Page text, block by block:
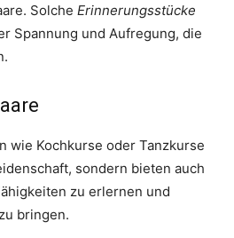
Solche Erinnerungsstücke
Spannung und Aufregung, die
wie Kochkurse oder Tanzkurse
sondern bieten auch
zu erlernen und
bringen.